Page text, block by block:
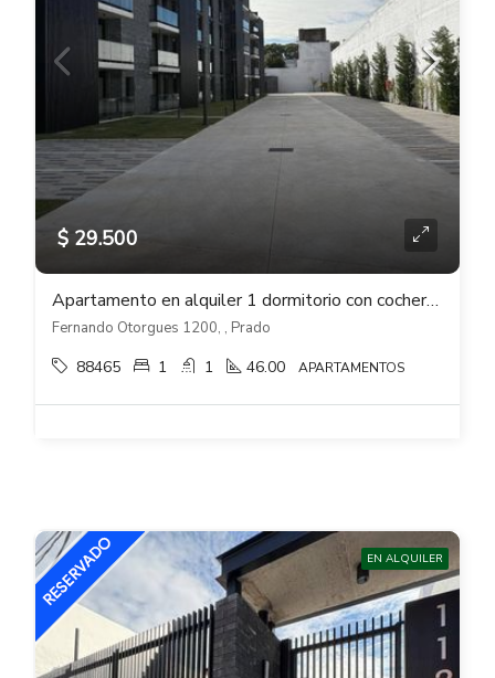
$ 29.500
Apartamento en alquiler 1 dormitorio con cochera A ESTRENAR en RANDA Prado
Fernando Otorgues 1200, , Prado
88465 1 1 46.00 APARTAMENTOS
EN ALQUILER